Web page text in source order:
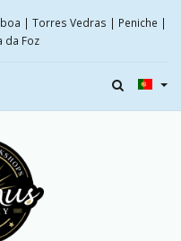
| Torres Vedras | Peniche |
da Foz